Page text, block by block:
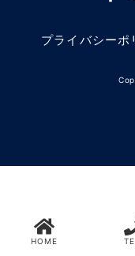
プライバシーポ
HOME